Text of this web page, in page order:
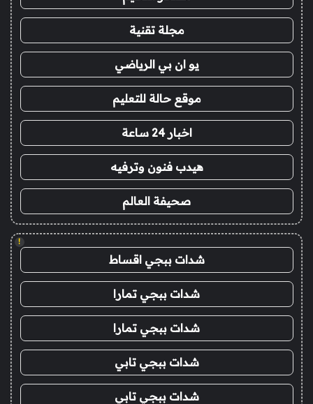
مجلة تقنية
يو ان بي الرياضي
موقع حالة للتعليم
اخبار 24 ساعة
هيدب فنون وترفيه
صحيفة العالم
!
شدات ببجي اقساط
شدات ببجي تمارا
شدات ببجي تمارا
شدات ببجي تابي
شدات ببجي تابي